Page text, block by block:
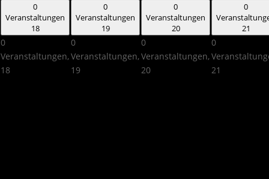
0
Veranstaltungen
18
0
Veranstaltungen,
18
0
Veranstaltungen
19
0
Veranstaltungen,
19
0
Veranstaltungen
20
0
Veranstaltungen,
20
0
21
0
21